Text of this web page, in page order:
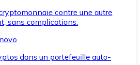
contre une autre
sans complications.
dans un portefeuille auto-